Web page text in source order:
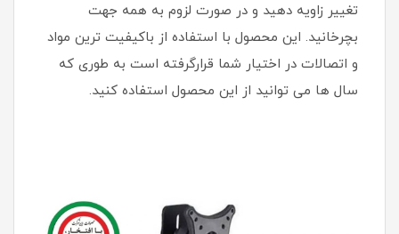
تغییر زاویه دهید و در صورت لزوم به همه جهت
بچرخانید. این محصول با استفاده از باکیفیت ترین مواد
و اتصالات در اختیار شما قرارگرفته است به طوری که
سال ها می توانید از این محصول استفاده کنید.